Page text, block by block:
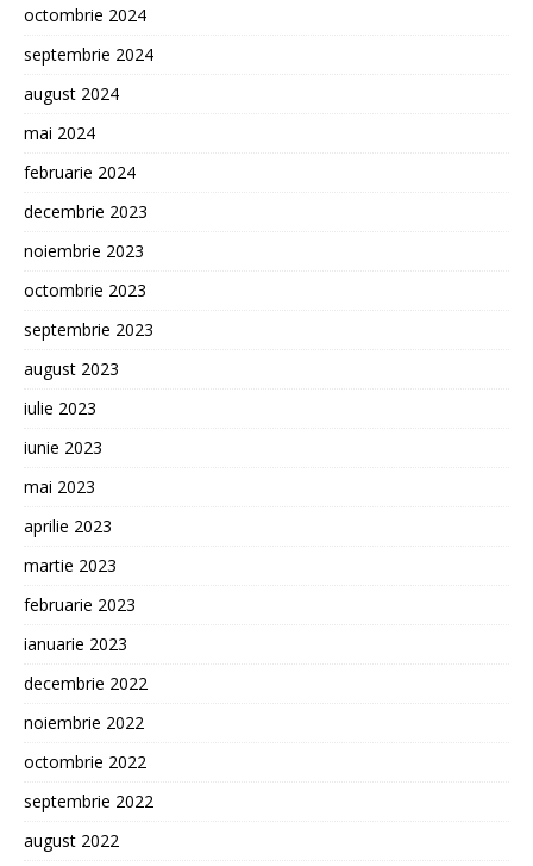
octombrie 2024
septembrie 2024
august 2024
mai 2024
februarie 2024
decembrie 2023
noiembrie 2023
octombrie 2023
septembrie 2023
august 2023
iulie 2023
iunie 2023
mai 2023
aprilie 2023
martie 2023
februarie 2023
ianuarie 2023
decembrie 2022
noiembrie 2022
octombrie 2022
septembrie 2022
august 2022